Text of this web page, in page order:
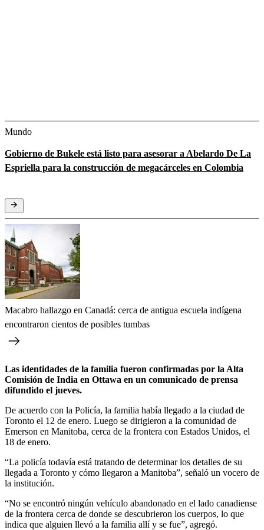
Mundo
Gobierno de Bukele está listo para asesorar a Abelardo De La
Espriella para la construcción de megacárceles en Colombia
Macabro hallazgo en Canadá: cerca de antigua escuela indígena
encontraron cientos de posibles tumbas
Las identidades de la familia fueron confirmadas por la Alta
Comisión de India en Ottawa en un comunicado de prensa
difundido el jueves.
De acuerdo con la Policía, la familia había llegado a la ciudad de
Toronto el 12 de enero. Luego se dirigieron a la comunidad de
Emerson en Manitoba, cerca de la frontera con Estados Unidos, el
18 de enero.
“La policía todavía está tratando de determinar los detalles de su
llegada a Toronto y cómo llegaron a Manitoba”, señaló un vocero de
la institución.
“No se encontró ningún vehículo abandonado en el lado canadiense
de la frontera cerca de donde se descubrieron los cuerpos, lo que
indica que alguien llevó a la familia allí y se fue”, agregó.